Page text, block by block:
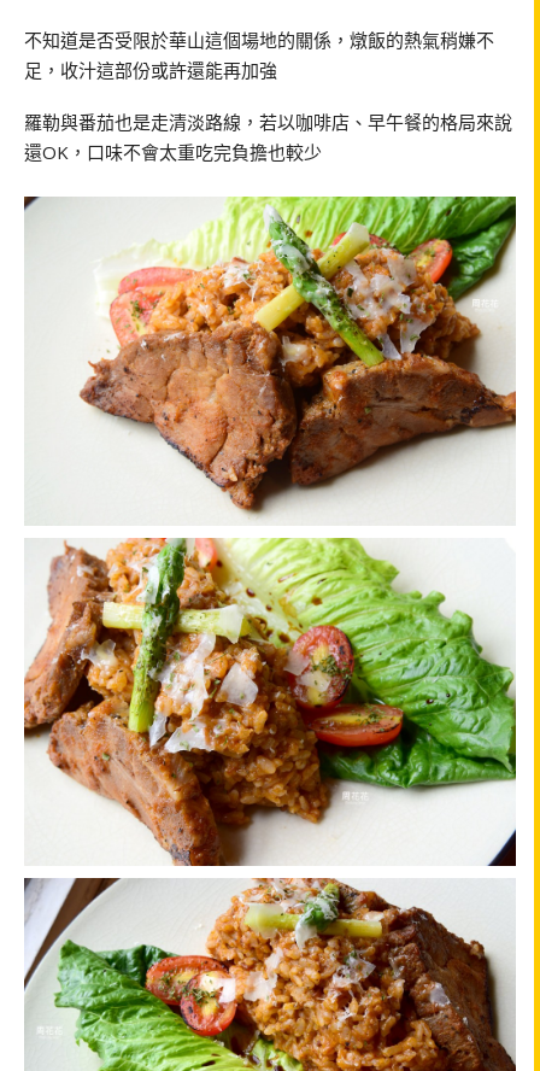
不知道是否受限於華山這個場地的關係，燉飯的熱氣稍嫌不
足，收汁這部份或許還能再加強
羅勒與番茄也是走清淡路線，若以咖啡店、早午餐的格局來說
還OK，口味不會太重吃完負擔也較少